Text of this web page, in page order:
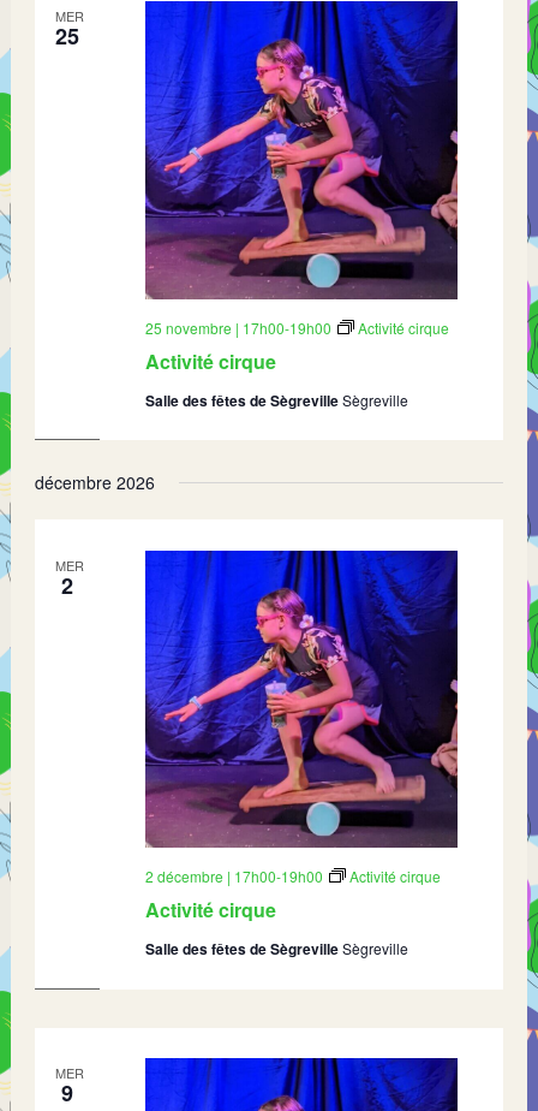
MER
25
Activité cirque
25 novembre | 17h00-19h00 Activité cirque
Salle des fêtes de SègrevilleSègreville
décembre 2026
MER
2
Activité cirque
2 décembre | 17h00-19h00 Activité cirque
Salle des fêtes de SègrevilleSègreville
MER
9